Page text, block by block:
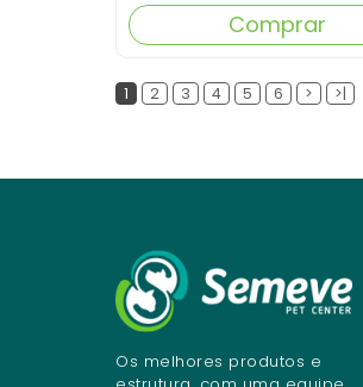
Comprar
1 2 3 4 5 6 > >|
Os melhores produtos e